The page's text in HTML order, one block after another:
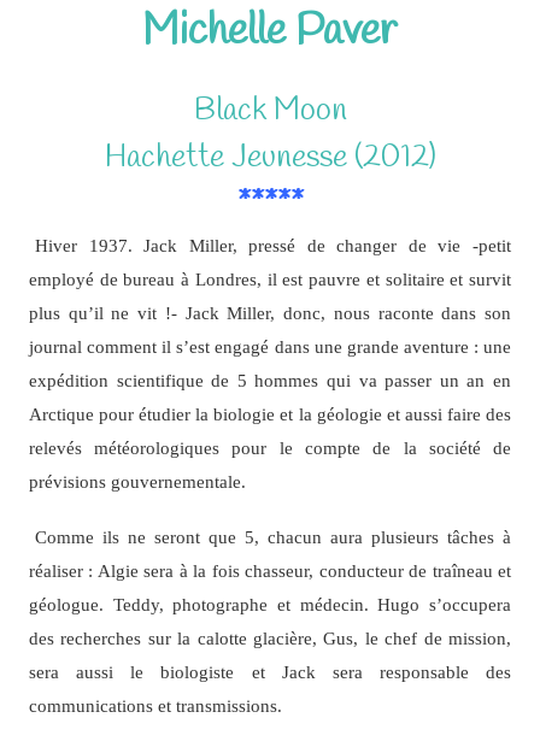
Michelle Paver
Black Moon
Hachette Jeunesse (2012)
*****
Hiver 1937. Jack Miller, pressé de changer de vie -petit
employé de bureau à Londres, il est pauvre et solitaire et survit
plus qu’il ne vit !- Jack Miller, donc, nous raconte dans son
journal comment il s’est engagé dans une grande aventure : une
expédition scientifique de 5 hommes qui va passer un an en
Arctique pour étudier la biologie et la géologie et aussi faire des
relevés météorologiques pour le compte de la société de
prévisions gouvernementale.
Comme ils ne seront que 5, chacun aura plusieurs tâches à
réaliser : Algie sera à la fois chasseur, conducteur de traîneau et
géologue. Teddy, photographe et médecin. Hugo s’occupera
des recherches sur la calotte glacière, Gus, le chef de mission,
sera aussi le biologiste et Jack sera responsable des
communications et transmissions.